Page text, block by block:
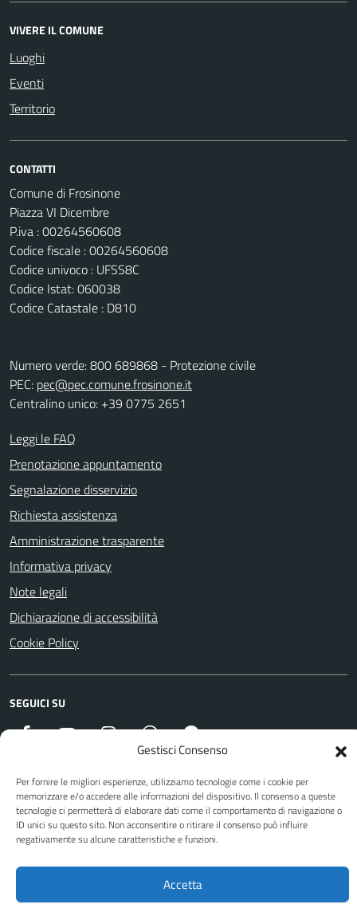
Gestisci Consenso
Per fornire le migliori esperienze, utilizziamo tecnologie come i cookie per
memorizzare e/o accedere alle informazioni del dispositivo. Il consenso a queste
tecnologie ci permetterà di elaborare dati come il comportamento di navigazione o
ID unici su questo sito. Non acconsentire o ritirare il consenso può influire
negativamente su alcune caratteristiche e funzioni.
Accetta
VIVERE IL COMUNE
Luoghi
Eventi
Territorio
CONTATTI
Comune di Frosinone
Piazza VI Dicembre
P.iva : 00264560608
Codice fiscale : 00264560608
Codice univoco : UFSS8C
Codice Istat: 060038
Codice Catastale : D810
Numero verde: 800 689868 - Protezione civile
PEC: pec@pec.comune.frosinone.it
Centralino unico: +39 0775 2651
Leggi le FAQ
Prenotazione appuntamento
Segnalazione disservizio
Richiesta assistenza
Amministrazione trasparente
Informativa privacy
Note legali
Dichiarazione di accessibilità
Cookie Policy
SEGUICI SU
FacebookYouTubeInstagramWhatsAppTelegram
Attuazione Misure PNRR
Piano di miglioramento del sito
Sito web a cura di Yes I Code